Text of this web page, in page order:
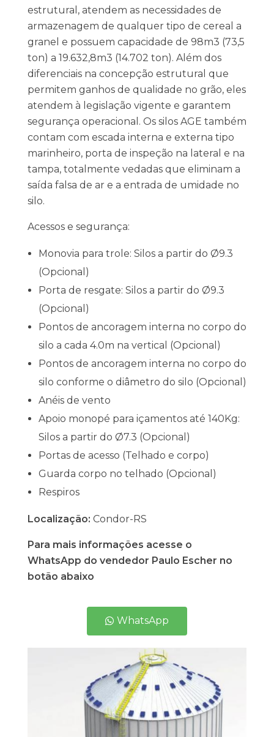
estrutural, atendem as necessidades de
armazenagem de qualquer tipo de cereal a
granel e possuem capacidade de 98m3 (73,5
ton) a 19.632,8m3 (14.702 ton). Além dos
diferenciais na concepção estrutural que
permitem ganhos de qualidade no grão, eles
atendem à legislação vigente e garantem
segurança operacional. Os silos AGE também
contam com escada interna e externa tipo
marinheiro, porta de inspeção na lateral e na
tampa, totalmente vedadas que eliminam a
saída falsa de ar e a entrada de umidade no
silo.
Acessos e segurança:
Monovia para trole: Silos a partir do Ø9.3
(Opcional)
Porta de resgate: Silos a partir do Ø9.3
(Opcional)
Pontos de ancoragem interna no corpo do
silo a cada 4.0m na vertical (Opcional)
Pontos de ancoragem interna no corpo do
silo conforme o diâmetro do silo (Opcional)
Anéis de vento
Apoio monopé para içamentos até 140Kg:
Silos a partir do Ø7.3 (Opcional)
Portas de acesso (Telhado e corpo)
Guarda corpo no telhado (Opcional)
Respiros
Localização: Condor-RS
Para mais informações acesse o
WhatsApp do vendedor Paulo Escher no
botão abaixo
WhatsApp